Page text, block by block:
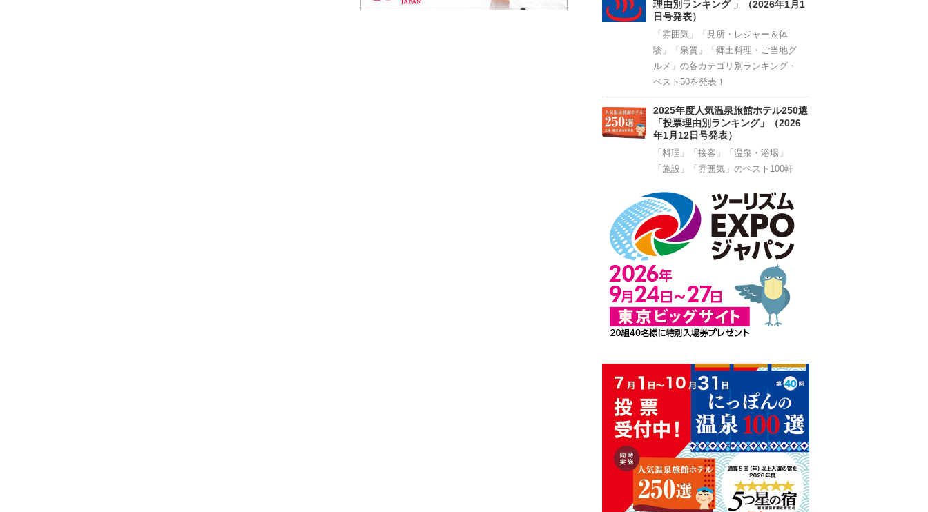
理由別ランキング 」（2026年1月1
日号発表）
「雰囲気」「見所・レジャー＆体
験」「泉質」「郷土料理・ご当地グ
ルメ」の各カテゴリ別ランキング・
ベスト50を発表！
2025年度人気温泉旅館ホテル250選
「投票理由別ランキング」（2026
年1月12日号発表）
「料理」「接客」「温泉・浴場」
「施設」「雰囲気」のベスト100軒